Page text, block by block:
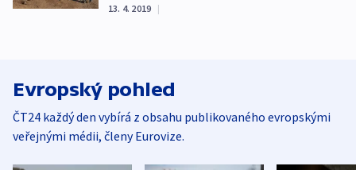
13. 4. 2019 |
Evropský pohled
ČT24 každý den vybírá z obsahu publikovaného evropskými
veřejnými médii, členy Eurovize.